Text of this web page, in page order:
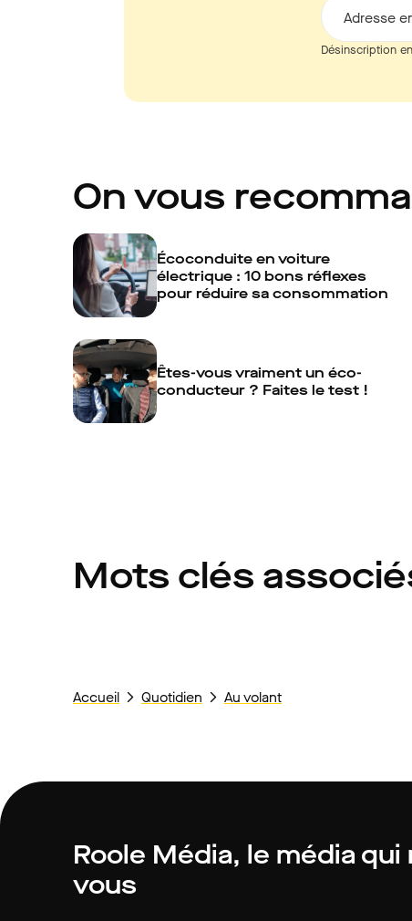
Adresse
Désinscription
On vous
Écoconduite en voiture
électrique : 10 bons réflexes
pour réduire sa consommation
Êtes-vous vraiment un éco-
conducteur ? Faites le test !
Mots clés
Accueil Quotidien Au volant
Roole Média, le média
vous